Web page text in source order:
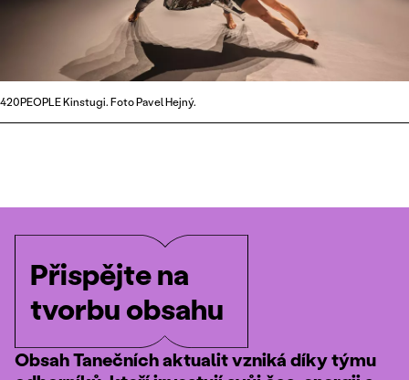
420PEOPLE Kinstugi. Foto Pavel Hejný.
Přispějte na
tvorbu obsahu
Obsah Tanečních aktualit vzniká díky týmu